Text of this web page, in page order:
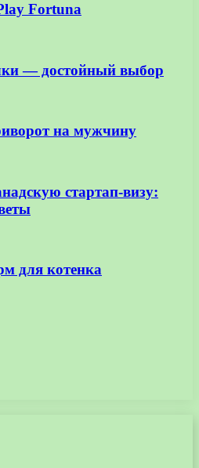
Fortuna
— достойный выбор
на мужчину
стартап-визу:
для котенка